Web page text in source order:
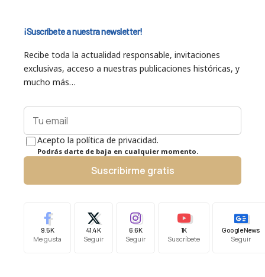
¡Suscríbete a nuestra newsletter!
Recibe toda la actualidad responsable, invitaciones
exclusivas, acceso a nuestras publicaciones históricas, y
mucho más…
Acepto la política de privacidad.
Podrás darte de baja en cualquier momento.
Suscribirme gratis
9.5K
Me gusta
41.4K
Seguir
6.6K
Seguir
1K
Suscríbete
Google News
Seguir